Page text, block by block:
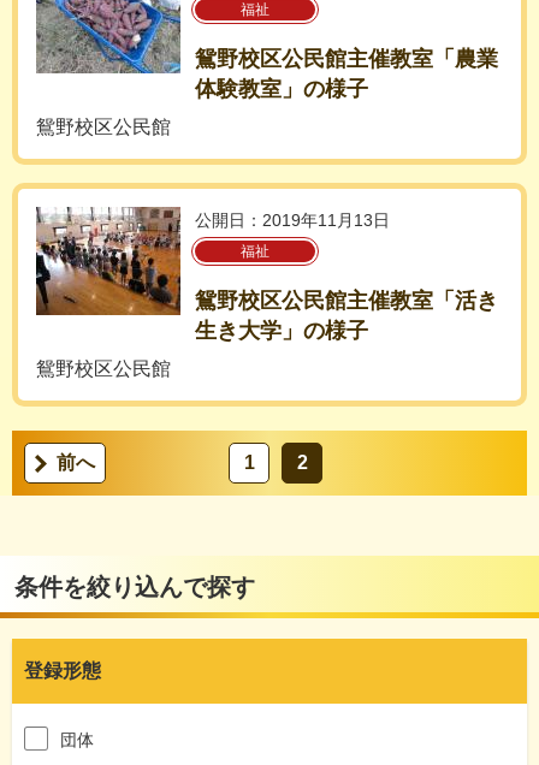
福祉
鴛野校区公民館主催教室「農業
体験教室」の様子
鴛野校区公民館
公開日：2019年11月13日
福祉
鴛野校区公民館主催教室「活き
生き大学」の様子
鴛野校区公民館
前へ 1 2
条件を絞り込んで探す
登録形態
団体